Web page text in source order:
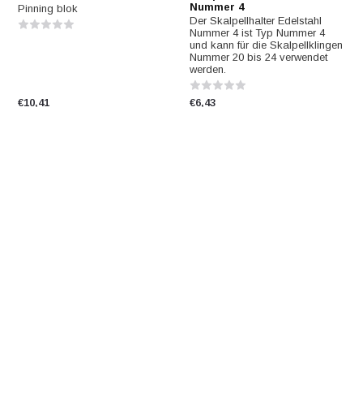
Pinning blok
€10,41
Nummer 4
Der Skalpellhalter Edelstahl
Nummer 4 ist Typ Nummer 4
und kann für die Skalpellklingen
Nummer 20 bis 24 verwendet
werden.
€6,43